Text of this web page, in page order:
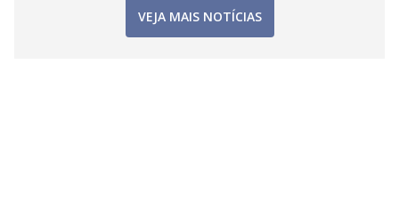
VEJA MAIS NOTÍCIAS